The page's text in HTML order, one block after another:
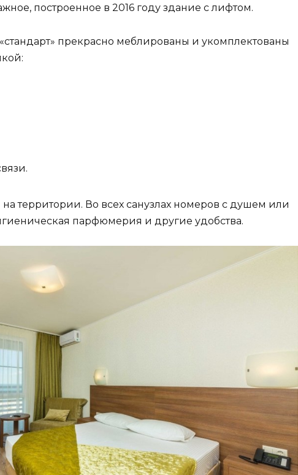
построенное в 2016 году здание с лифтом.
прекрасно меблированы и укомплектованы
на территории. Во всех санузлах номеров с душем или
парфюмерия и другие удобства.